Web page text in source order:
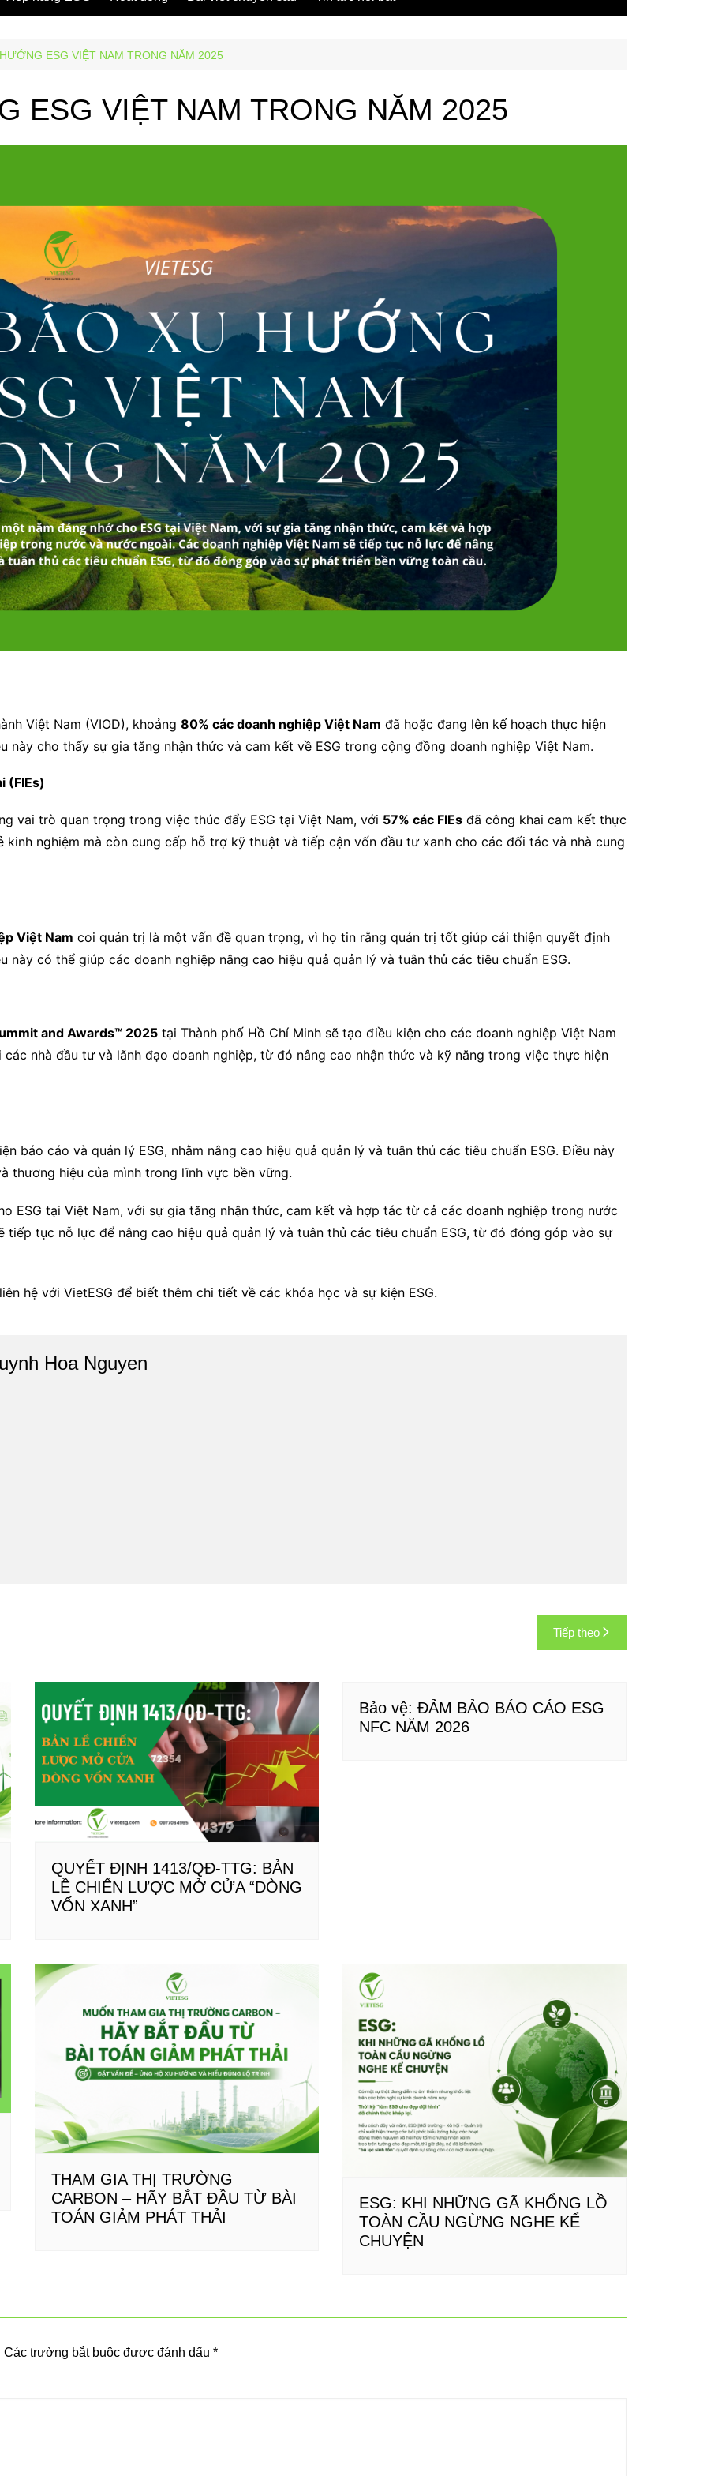
ESG VIỆT NAM TRONG NĂM 2025
ESG VIỆT NAM TRONG NĂM 2025
Việt Nam (VIOD), khoảng 80% các doanh nghiệp Việt Nam đã hoặc đang lên kế hoạch thực hiện
cho thấy sự gia tăng nhận thức và cam kết về ESG trong cộng đồng doanh nghiệp Việt Nam.
(FIEs)
vai trò quan trọng trong việc thúc đẩy ESG tại Việt Nam, với 57% các FIEs đã công khai cam kết thực
kinh nghiệm mà còn cung cấp hỗ trợ kỹ thuật và tiếp cận vốn đầu tư xanh cho các đối tác và nhà cung
Việt Nam coi quản trị là một vấn đề quan trọng, vì họ tin rằng quản trị tốt giúp cải thiện quyết định
có thể giúp các doanh nghiệp nâng cao hiệu quả quản lý và tuân thủ các tiêu chuẩn ESG.
and Awards™ 2025 tại Thành phố Hồ Chí Minh sẽ tạo điều kiện cho các doanh nghiệp Việt Nam
nhà đầu tư và lãnh đạo doanh nghiệp, từ đó nâng cao nhận thức và kỹ năng trong việc thực hiện
báo cáo và quản lý ESG, nhằm nâng cao hiệu quả quản lý và tuân thủ các tiêu chuẩn ESG. Điều này
thương hiệu của mình trong lĩnh vực bền vững.
ESG tại Việt Nam, với sự gia tăng nhận thức, cam kết và hợp tác từ cả các doanh nghiệp trong nước
tiếp tục nỗ lực để nâng cao hiệu quả quản lý và tuân thủ các tiêu chuẩn ESG, từ đó đóng góp vào sự
hệ với VietESG để biết thêm chi tiết về các khóa học và sự kiện ESG.
Hoa Nguyen
Tiếp theo
QUYẾT ĐỊNH 1413/QĐ-TTG: BẢN
LỀ CHIẾN LƯỢC MỞ CỬA “DÒNG
VỐN XANH”
Bảo vệ: ĐẢM BẢO BÁO CÁO ESG
NFC NĂM 2026
THAM GIA THỊ TRƯỜNG
CARBON – HÃY BẮT ĐẦU TỪ BÀI
TOÁN GIẢM PHÁT THẢI
ESG: KHI NHỮNG GÃ KHỔNG LỒ
TOÀN CẦU NGỪNG NGHE KỂ
CHUYỆN
Các trường bắt buộc được đánh dấu *